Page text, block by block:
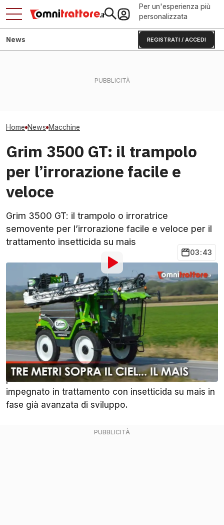
Per un'esperienza più
personalizzata
REGISTRATI / ACCEDI
News
Home News Macchine
Grim 3500 GT: il trampolo
per l’irrorazione facile e
veloce
Grim 3500 GT: il trampolo o irroratrice
semovente per l’irrorazione facile e veloce per il
trattamento insetticida su mais
03:43
Di:Cristian Furini
23 Set 2024alle10:00
Aggiungi OmniTrattore alle
fonti preferite su Google
Il trampolo Grim (o irroratrice semovente)
scavallante GT 3500 l'abbimo visto lavorare per la
prima volta con Giulia tonello mentre era
impegnato in trattamento con insetticida su mais in
fase già avanzata di sviluppo.